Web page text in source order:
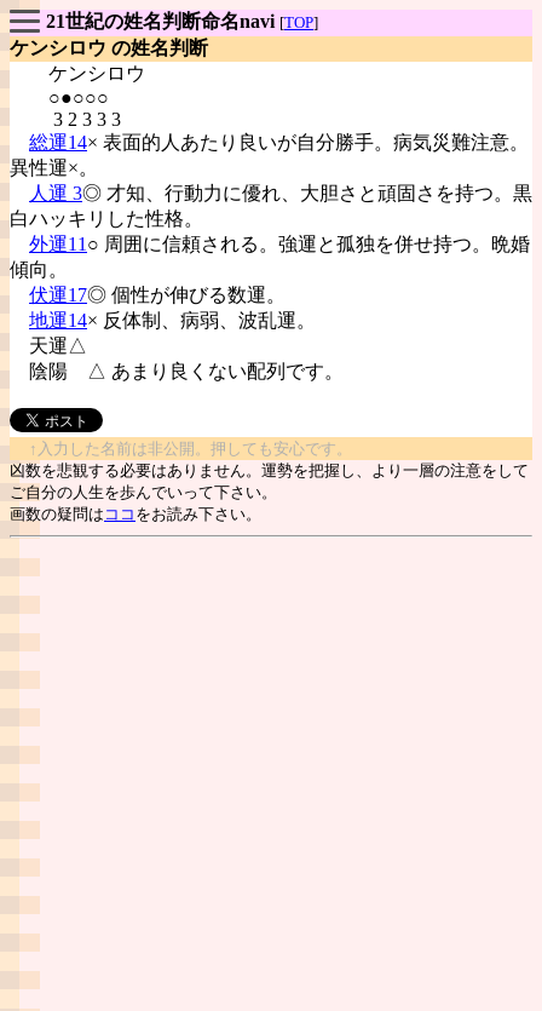
21世紀の姓名判断命名navi [TOP]
ケンシロウ の姓名判断
ケンシロウ
○●○○○
3 2 3 3 3
総運14× 表面的人あたり良いが自分勝手。病気災難注意。
異性運×。
人運 3◎ 才知、行動力に優れ、大胆さと頑固さを持つ。黒
白ハッキリした性格。
外運11 ○ 周囲に信頼される。強運と孤独を併せ持つ。晩婚
傾向。
伏運17◎ 個性が伸びる数運。
地運14× 反体制、病弱、波乱運。
天運△
陰陽
△ あまり良くない配列です。
↑入力した名前は非公開。押しても安心です。
凶数を悲観する必要はありません。運勢を把握し、より一層の注意をして
ご自分の人生を歩んでいって下さい。
画数の疑問は ココ をお読み下さい。